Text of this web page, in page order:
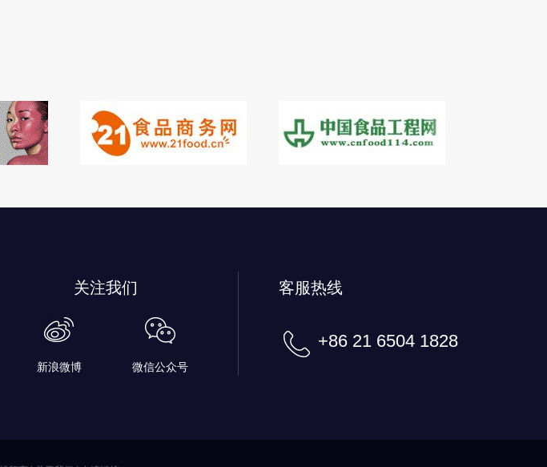
关注我们
新浪微博 微信公众号
客服热线
+86 21 6504 1828